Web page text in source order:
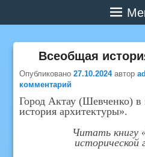
Всеобщая
Опубликовано27.10.2024 автор
комментарий
Город Актау (Шевченко) в
история архитектуры».
Читать книгу
исторической